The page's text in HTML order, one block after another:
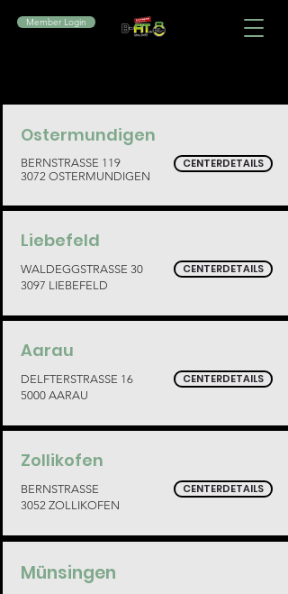
Member Login
Ostermundigen
BERNSTRASSE 119
3072 OSTERMUNDIGEN
CENTERDETAILS
Liebefeld
WALDEGGSTRASSE 30
3097 LIEBEFELD
CENTERDETAILS
Aarau
DELFTERSTRASSE 16
5000 AARAU
CENTERDETAILS
Zollikofen
BERNSTRASSE
3052 ZOLLIKOFEN
CENTERDETAILS
Münsingen